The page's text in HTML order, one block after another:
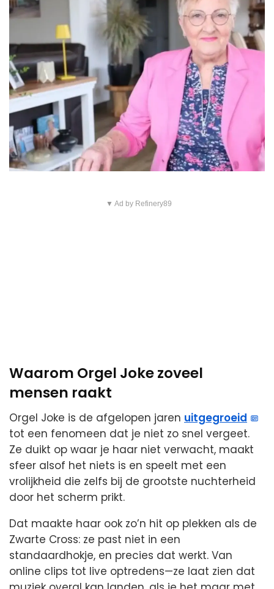
▼ Ad by Refinery89
Waarom Orgel Joke zoveel
mensen raakt
Orgel Joke is de afgelopen jaren uitgegroeid
tot een fenomeen dat je niet zo snel vergeet.
Ze duikt op waar je haar niet verwacht, maakt
sfeer alsof het niets is en speelt met een
vrolijkheid die zelfs bij de grootste nuchterheid
door het scherm prikt.
Dat maakte haar ook zo’n hit op plekken als de
Zwarte Cross: ze past niet in een
standaardhokje, en precies dat werkt. Van
online clips tot live optredens—ze laat zien dat